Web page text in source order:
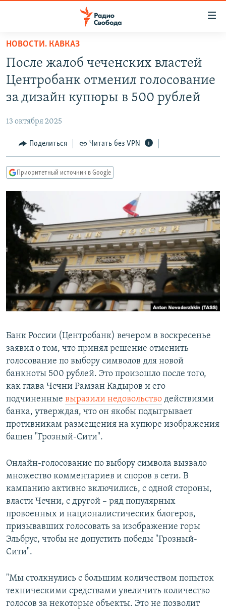
упрощенного
доступа
Вернуться
основному
Вернутся
Вернутся
поиску
АВТОРСКИЕ ПРОЕКТЫ
МНЕНИЯ
КУЛЬТУРА
КАВКАЗ.РЕАЛИИ
СЕВЕР.РЕАЛИИ
СИБИРЬ.РЕАЛИИ
РАСПИСАНИЕ ВЕЩАНИЯ
ПОДПИШИТЕСЬ НА РАССЫЛКУ
СОЦИАЛЬНЫЕ СЕТИ
Все сайты РСЕ/РС
НОВОСТИ. КАВКАЗ
После жалоб чеченских властей
Центробанк отменил голосование
за дизайн купюры в 500 рублей
13 октября 2025
Поделиться Читать без VPN
Приоритетный источник в Google
Банк России (Центробанк) вечером в воскресенье
заявил о том, что принял решение отменить
голосование по выбору символов для новой
банкноты 500 рублей. Это произошло после того,
как глава Чечни Рамзан Кадыров и его
подчиненные выразили недовольство действиями
банка, утверждая, что он якобы подыгрывает
противникам размещения на купюре изображения
башен "Грозный-Сити".
Онлайн-голосование по выбору символа вызвало
множество комментариев и споров в сети. В
кампанию активно включились, с одной стороны,
власти Чечни, с другой – ряд популярных
провоенных и националистических блогеров,
призывавших голосовать за изображение горы
Эльбрус, чтобы не допустить победы "Грозный-
Сити".
"Мы столкнулись с большим количеством попыток
техническими средствами увеличить количество
голосов за некоторые объекты. Это не позволит